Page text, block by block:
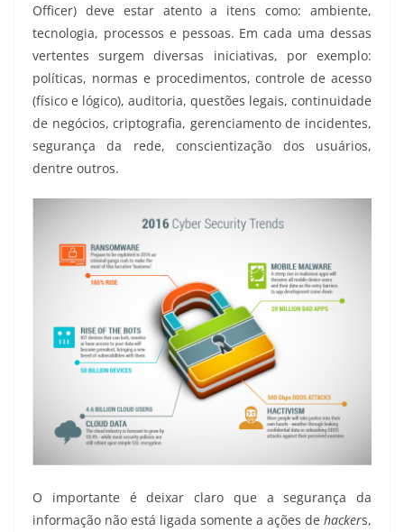
Officer) deve estar atento a itens como: ambiente,
tecnologia, processos e pessoas. Em cada uma dessas
vertentes surgem diversas iniciativas, por exemplo:
políticas, normas e procedimentos, controle de acesso
(físico e lógico), auditoria, questões legais, continuidade
de negócios, criptografia, gerenciamento de incidentes,
segurança da rede, conscientização dos usuários,
dentre outros.
O importante é deixar claro que a segurança da
informação não está ligada somente a ações de hackers,